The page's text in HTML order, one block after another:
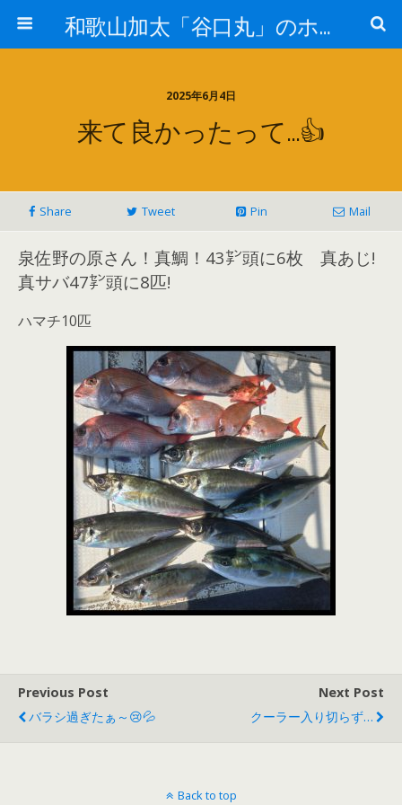
和歌山加太「谷口丸」のホームページ
2025年6月4日
来て良かったって…👍
Share Tweet Pin Mail
泉佐野の原さん！真鯛！43㌢頭に6枚 真あじ!
真サバ47㌢頭に8匹!
ハマチ10匹
Previous Post
バラシ過ぎたぁ～😢💦
Next Post
クーラー入り切らず…
Back to top